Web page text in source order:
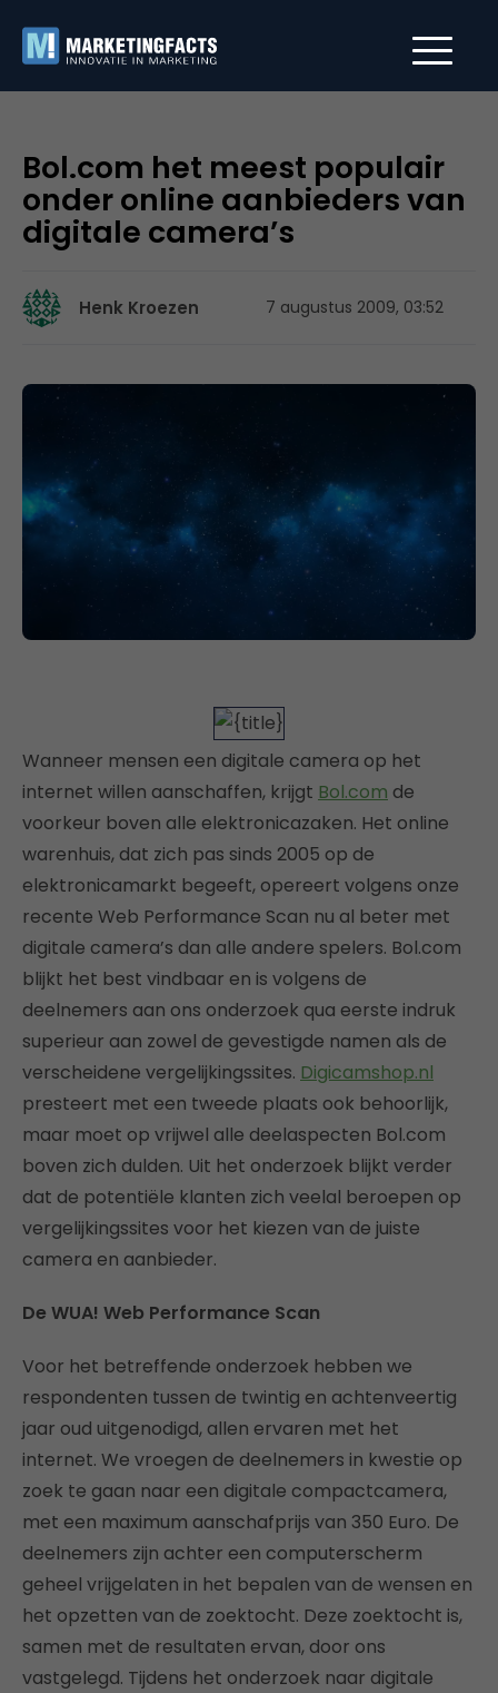
Bol.com het meest populair
onder online aanbieders van
digitale camera’s
Henk Kroezen 7 augustus 2009, 03:52
Wanneer mensen een digitale camera op het
internet willen aanschaffen, krijgt Bol.com de
voorkeur boven alle elektronicazaken. Het online
warenhuis, dat zich pas sinds 2005 op de
elektronicamarkt begeeft, opereert volgens onze
recente Web Performance Scan nu al beter met
digitale camera’s dan alle andere spelers. Bol.com
blijkt het best vindbaar en is volgens de
deelnemers aan ons onderzoek qua eerste indruk
superieur aan zowel de gevestigde namen als de
verscheidene vergelijkingssites. Digicamshop.nl
presteert met een tweede plaats ook behoorlijk,
maar moet op vrijwel alle deelaspecten Bol.com
boven zich dulden. Uit het onderzoek blijkt verder
dat de potentiële klanten zich veelal beroepen op
vergelijkingssites voor het kiezen van de juiste
camera en aanbieder.
De WUA! Web Performance Scan
Voor het betreffende onderzoek hebben we
respondenten tussen de twintig en achtenveertig
jaar oud uitgenodigd, allen ervaren met het
internet. We vroegen de deelnemers in kwestie op
zoek te gaan naar een digitale compactcamera,
met een maximum aanschafprijs van 350 Euro. De
deelnemers zijn achter een computerscherm
geheel vrijgelaten in het bepalen van de wensen en
het opzetten van de zoektocht. Deze zoektocht is,
samen met de resultaten ervan, door ons
vastgelegd. Tijdens het onderzoek naar digitale